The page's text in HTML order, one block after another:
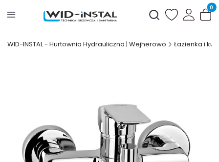
Otwórz
WID-INSTAL - Hurtownia Hydrauliczna | Wejherowo Łazienka i